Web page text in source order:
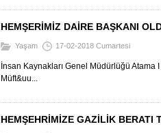
HEMŞERİMİZ DAİRE BAŞKANI
Yaşam 17-02-2018 Cumartesi
İnsan Kaynakları Genel Müdürlüğü Atama
Müft&uu...
HEMŞEHRİMİZE GAZİLİK BERATI